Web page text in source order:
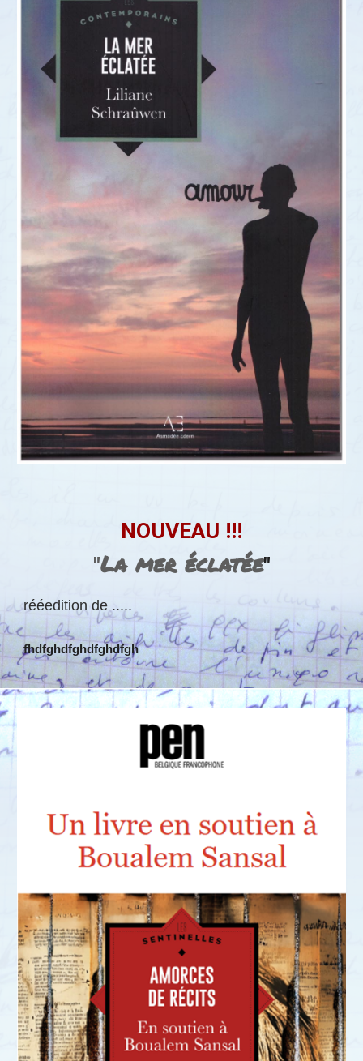
NOUVEAU !!!
"La mer éclatée"
rééedition de .....
fhdfghdfghdfghdfgh